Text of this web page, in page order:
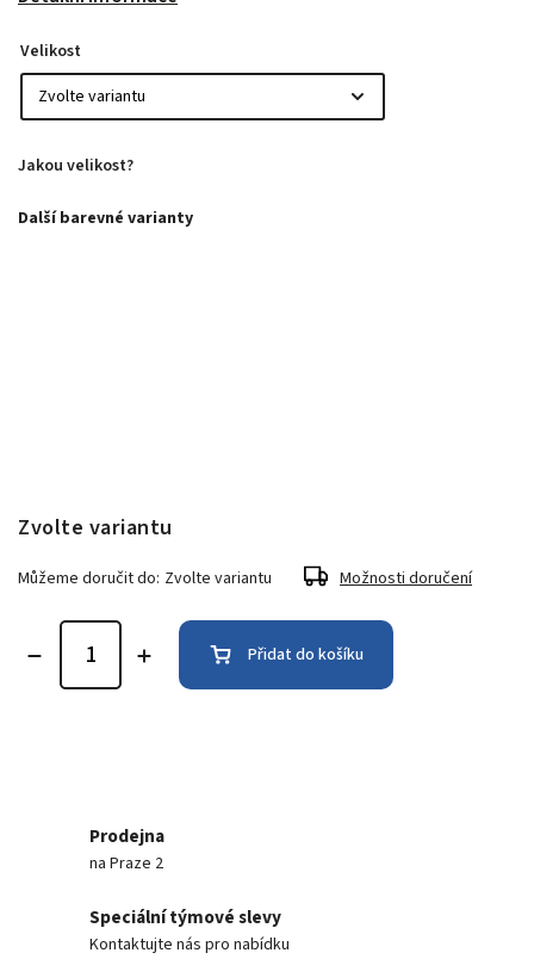
Velikost
Jakou velikost?
Zvolte variantu
Můžeme doručit do: Zvolte variantu Možnosti doručení
Přidat do košíku
Prodejna
na Praze 2
Speciální týmové slevy
Kontaktujte nás pro nabídku